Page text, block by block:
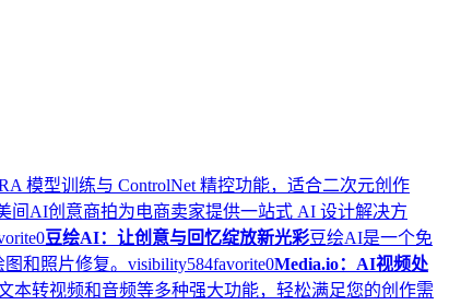
模型训练与 ControlNet 精控功能，适合二次元创作
间AI创意商拍为电商卖家提供一站式 AI 设计解决方
0豆绘AI：让创意与回忆绽放新光彩豆绘AI是一个免
和照片修复。 visibility584favorite0Media.io：AI视频处
本转视频和音频等多种强大功能，轻松满足您的创作需